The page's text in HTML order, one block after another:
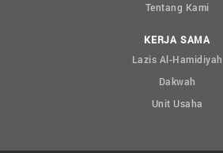
Tentang Kami
KERJA SAMA
Lazis Al-Hamidiyah
Dakwah
Unit Usaha